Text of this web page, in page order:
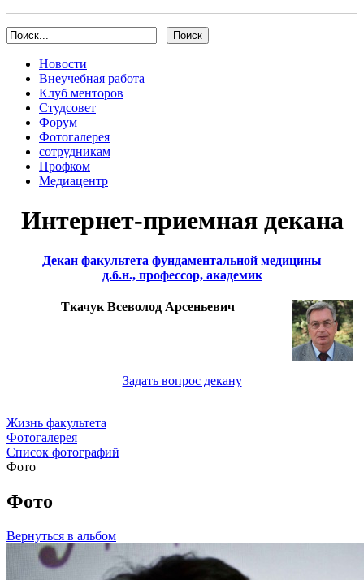
Новости
Внеучебная работа
Клуб менторов
Студсовет
Форум
Фотогалерея
сотрудникам
Профком
Медиацентр
Интернет-приемная декана
Декан факультета фундаментальной медицины
д.б.н., профессор, академик
Ткачук Всеволод Арсеньевич
Задать вопрос декану
Жизнь факультета
Фотогалерея
Список фотографий
Фото
Фото
Вернуться в альбом